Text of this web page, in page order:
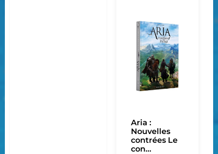
Aria :
Nouvelles
contrées Le
con...